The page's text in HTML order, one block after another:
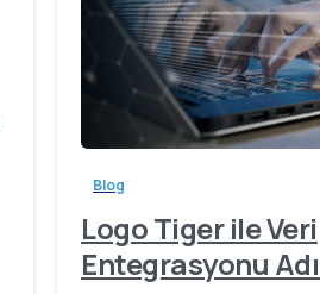
Blog
Logo Tiger ile Veri
Entegrasyonu